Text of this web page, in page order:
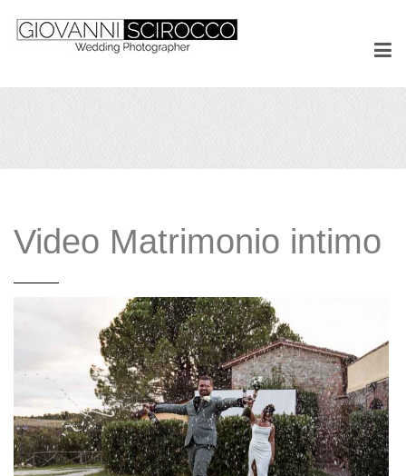
Video Matrimonio intimo